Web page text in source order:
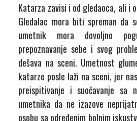
Katarza zavisi i od gledaoca, ali i
Gledalac mora biti spreman da
umetnik mora dovoljno
prepoznavanje sebe i svog
dešava na sceni. Umetnost
katarze posle laži na sceni, jer
preispitivanje i suočavanje sa
umetnika da ne izazove
osobu sa određenim bolnim